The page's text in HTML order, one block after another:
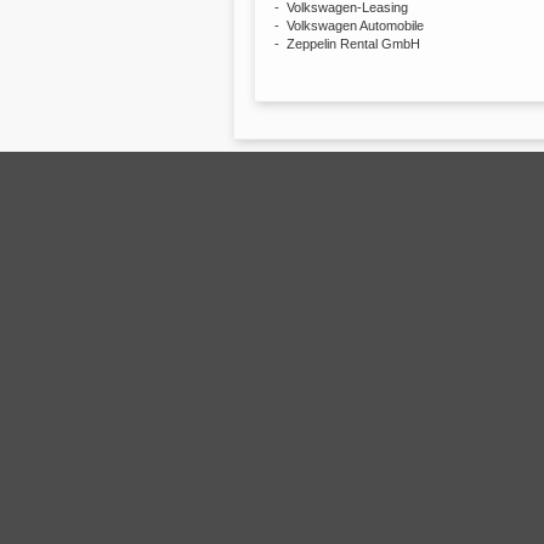
- Volkswagen-Leasing
- Volkswagen Automobile
- Zeppelin Rental GmbH